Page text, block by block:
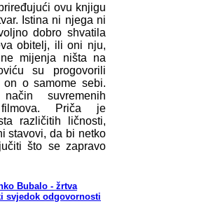
ovu knjigu
Istina ni njega ni
dobro shvatila
obitelj, ili oni nju,
mijenja ništa na
su progovorili
on o samome sebi.
suvremenih
filmova. Priča je
različitih ličnosti,
stavovi, da bi netko
što se zapravo
Bubalo - žrtva
svjedok odgovornosti